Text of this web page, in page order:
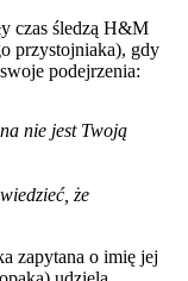
czas śledzą H&M
przystojniaka), gdy
podejrzenia:
nie jest Twoją
że
zapytana o imię jej